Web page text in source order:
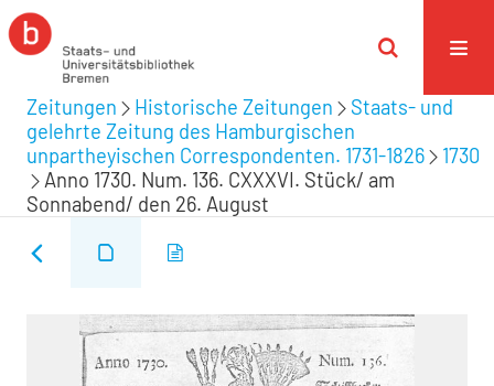
Zeitungen Historische Zeitungen
Staats- und
gelehrte Zeitung des Hamburgischen
unpartheyischen Correspondenten. 1731-1826
1730
Anno 1730. Num. 136. CXXXVI. Stück/ am
Sonnabend/ den 26. August